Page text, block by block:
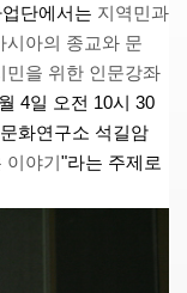
단에서는 지역민과
시아의 종교와 문
민을 위한 인문강좌
4일 오전 10시 30
화연구소 석길암
야기 "라는 주제로